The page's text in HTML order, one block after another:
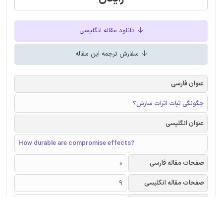
دانلود مقاله انگلیسی
سفارش ترجمه این مقاله
عنوان فارسی
چگونگی ثبات اثرات سازش؟
عنوان انگلیسی
How durable are compromise effects?
صفحات مقاله فارسی
0
صفحات مقاله انگلیسی
9